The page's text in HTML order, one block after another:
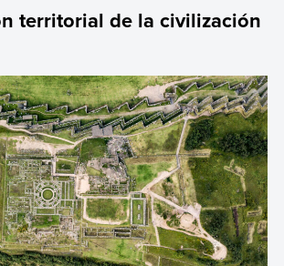
territorial de la civilización